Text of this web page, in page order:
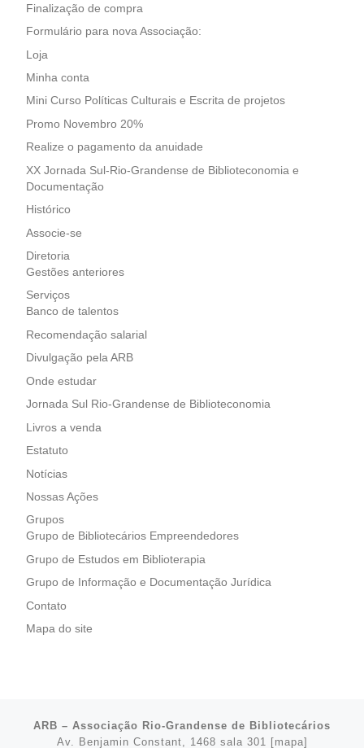
Finalização de compra
Formulário para nova Associação:
Loja
Minha conta
Mini Curso Políticas Culturais e Escrita de projetos
Promo Novembro 20%
Realize o pagamento da anuidade
XX Jornada Sul-Rio-Grandense de Biblioteconomia e
Documentação
Histórico
Associe-se
Diretoria
Gestões anteriores
Serviços
Banco de talentos
Recomendação salarial
Divulgação pela ARB
Onde estudar
Jornada Sul Rio-Grandense de Biblioteconomia
Livros a venda
Estatuto
Notícias
Nossas Ações
Grupos
Grupo de Bibliotecários Empreendedores
Grupo de Estudos em Biblioterapia
Grupo de Informação e Documentação Jurídica
Contato
Mapa do site
ARB – Associação Rio-Grandense de Bibliotecários
Av. Benjamin Constant, 1468 sala 301 [mapa]